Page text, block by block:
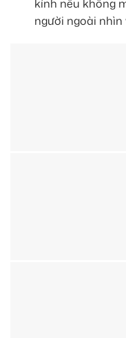
kính nếu không
người ngoài nhìn